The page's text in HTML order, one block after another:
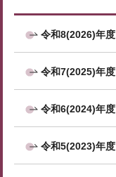
令和8(2026)年度
令和7(2025)年度
令和6(2024)年度
令和5(2023)年度